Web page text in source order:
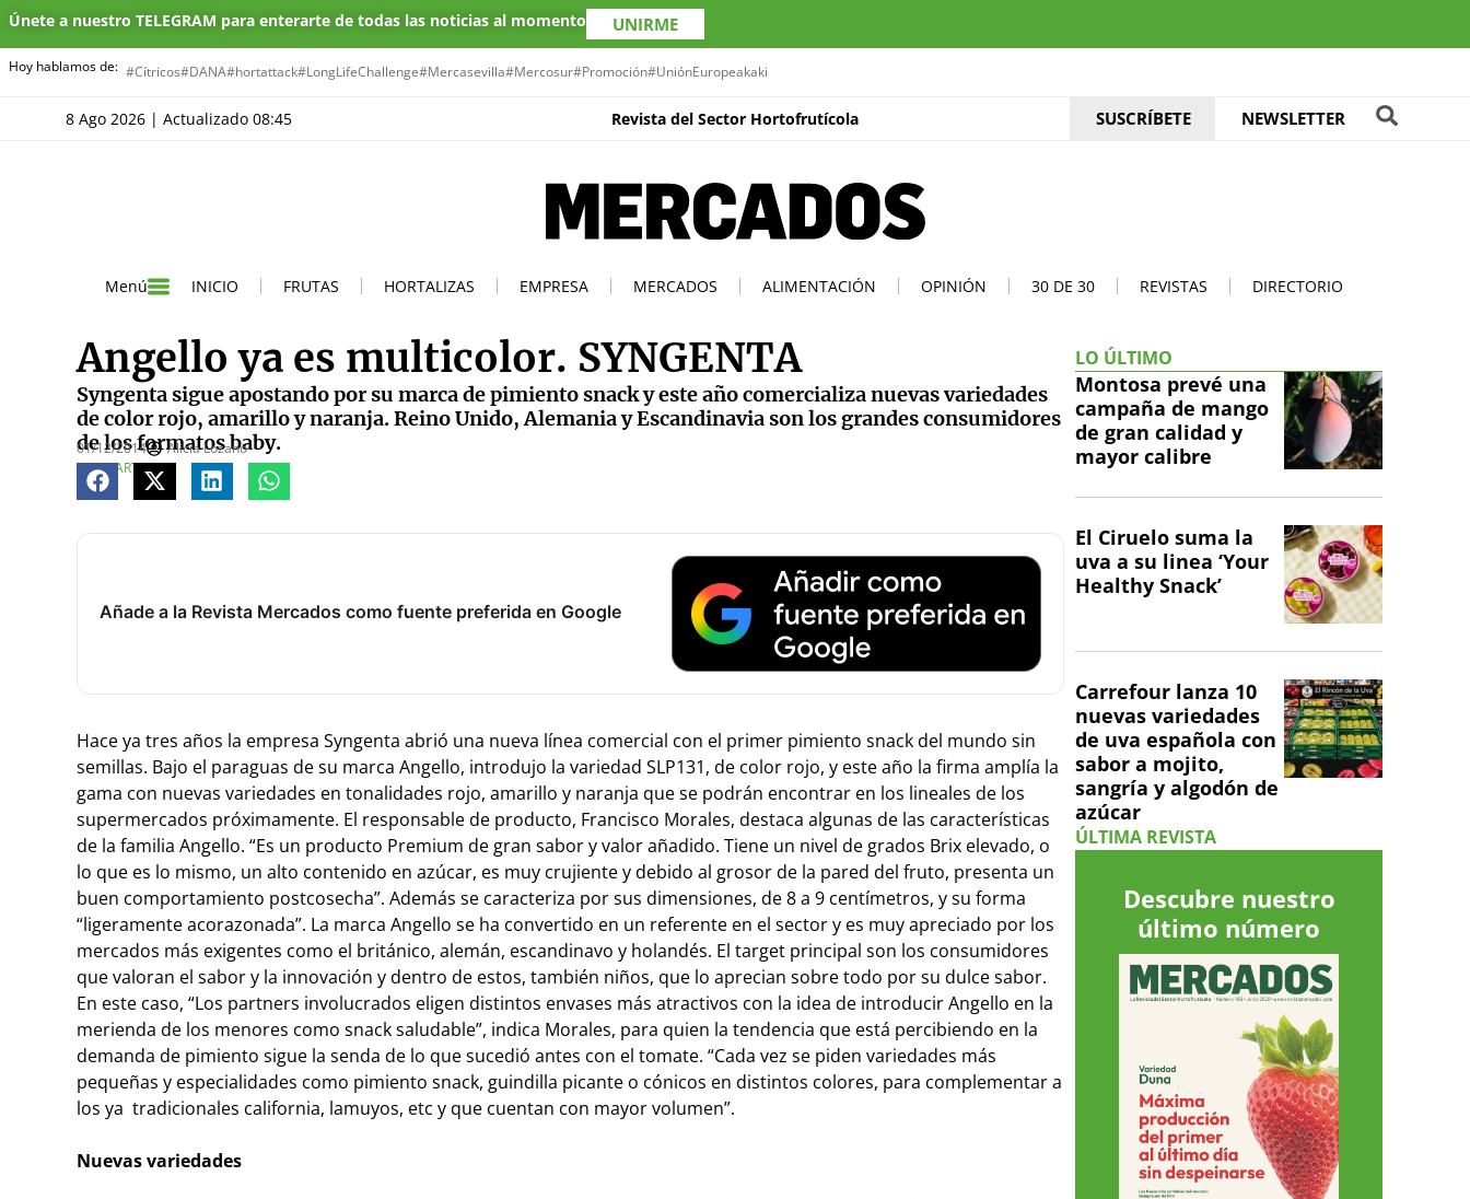
Únete a nuestro TELEGRAM para enterarte de todas las noticias al momento UNIRME
Hoy hablamos de: #Cítricos#DANA#hortattack#LongLifeChallenge#Mercasevilla#Mercosur#Promoción#UniónEuropeakaki
8 Ago 2026 | Actualizado 08:45 Revista del Sector Hortofrutícola SUSCRÍBETE NEWSLETTER
Menú INICIO FRUTAS HORTALIZAS EMPRESA MERCADOS ALIMENTACIÓN OPINIÓN 30 DE 30 REVISTAS DIRECTORIO
Angello ya es multicolor. SYNGENTA
Syngenta sigue apostando por su marca de pimiento snack y este año comercializa nuevas variedades
de color rojo, amarillo y naranja. Reino Unido, Alemania y Escandinavia son los grandes consumidores
de los formatos baby.
01/12/2014
Alicia Lozano
COMPARTE
Añade a la Revista Mercados como fuente preferida en Google
Hace ya tres años la empresa Syngenta abrió una nueva línea comercial con el primer pimiento snack del mundo sin
semillas. Bajo el paraguas de su marca Angello, introdujo la variedad SLP131, de color rojo, y este año la firma amplía la
gama con nuevas variedades en tonalidades rojo, amarillo y naranja que se podrán encontrar en los lineales de los
supermercados próximamente. El responsable de producto, Francisco Morales, destaca algunas de las características
de la familia Angello. “Es un producto Premium de gran sabor y valor añadido. Tiene un nivel de grados Brix elevado, o
lo que es lo mismo, un alto contenido en azúcar, es muy crujiente y debido al grosor de la pared del fruto, presenta un
buen comportamiento postcosecha”. Además se caracteriza por sus dimensiones, de 8 a 9 centímetros, y su forma
“ligeramente acorazonada”. La marca Angello se ha convertido en un referente en el sector y es muy apreciado por los
mercados más exigentes como el británico, alemán, escandinavo y holandés. El target principal son los consumidores
que valoran el sabor y la innovación y dentro de estos, también niños, que lo aprecian sobre todo por su dulce sabor.
En este caso, “Los partners involucrados eligen distintos envases más atractivos con la idea de introducir Angello en la
merienda de los menores como snack saludable”, indica Morales, para quien la tendencia que está percibiendo en la
demanda de pimiento sigue la senda de lo que sucedió antes con el tomate. “Cada vez se piden variedades más
pequeñas y especialidades como pimiento snack, guindilla picante o cónicos en distintos colores, para complementar a
los ya tradicionales california, lamuyos, etc y que cuentan con mayor volumen”.
Nuevas variedades
LO ÚLTIMO
Montosa prevé una
campaña de mango
de gran calidad y
mayor calibre
El Ciruelo suma la
uva a su linea ‘Your
Healthy Snack’
Carrefour lanza 10
nuevas variedades
de uva española con
sabor a mojito,
sangría y algodón de
azúcar
ÚLTIMA REVISTA
Descubre nuestro
último número